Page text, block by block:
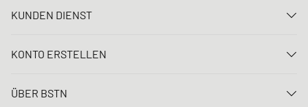
KUNDEN DIENST
FAQ
KONTO ERSTELLEN
Registrieren
ÜBER BSTN